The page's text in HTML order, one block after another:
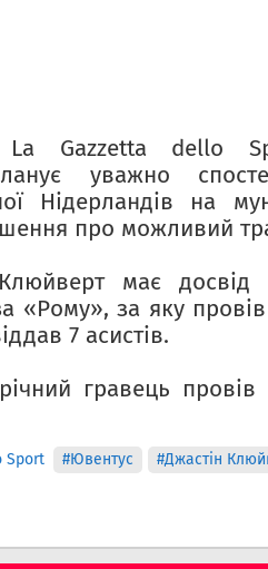
Gazzetta dello
уважно
Нідерландів на
про можливий
має досвід
«Рому», за яку
7 асистів.
гравець
Sport #Ювентус #Джастін